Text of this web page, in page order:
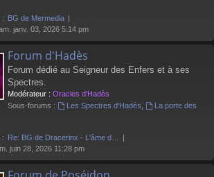
: BG de Mermedia
janv. 03, 2026 5:14 pm
Forum d'Hadès
Forum dédié au Seigneur des Enfers et à ses
Spectres.
Modérateur : Oracles d'Hadès
Sous-forums :
Les Spectres d'Hadès
La porte des
: Re: BG de Dracerinx - L'âme d…
juin 28, 2026 11:28 pm